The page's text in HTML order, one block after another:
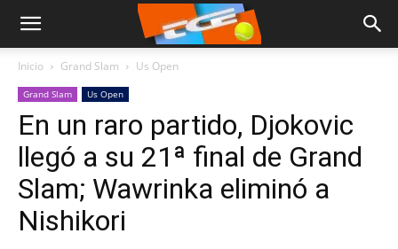
Inicio Grand Slam Us Open
Grand Slam Us Open
En un raro partido, Djokovic
llegó a su 21ª final de Grand
Slam; Wawrinka eliminó a
Nishikori